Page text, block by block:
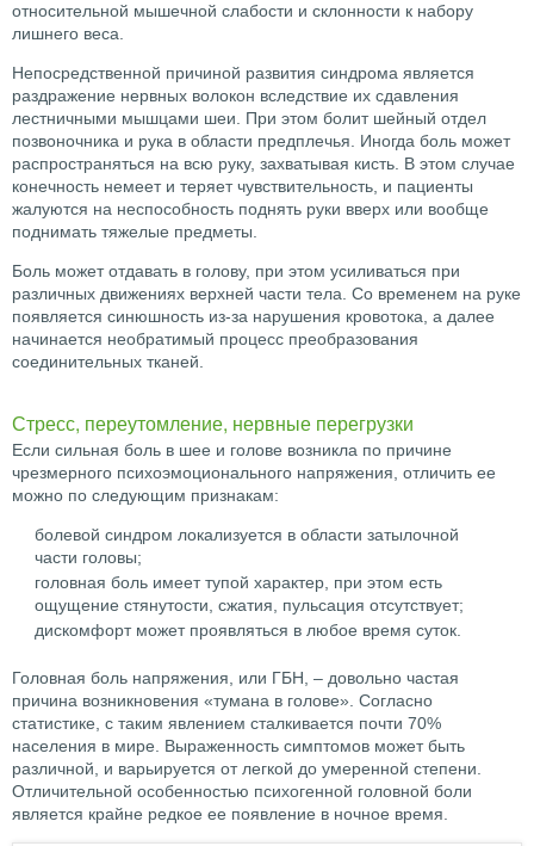
относительной мышечной слабости и склонности к набору
лишнего веса.
Непосредственной причиной развития синдрома является
раздражение нервных волокон вследствие их сдавления
лестничными мышцами шеи. При этом болит шейный отдел
позвоночника и рука в области предплечья. Иногда боль может
распространяться на всю руку, захватывая кисть. В этом случае
конечность немеет и теряет чувствительность, и пациенты
жалуются на неспособность поднять руки вверх или вообще
поднимать тяжелые предметы.
Боль может отдавать в голову, при этом усиливаться при
различных движениях верхней части тела. Со временем на руке
появляется синюшность из-за нарушения кровотока, а далее
начинается необратимый процесс преобразования
соединительных тканей.
Стресс, переутомление, нервные перегрузки
Если сильная боль в шее и голове возникла по причине
чрезмерного психоэмоционального напряжения, отличить ее
можно по следующим признакам:
болевой синдром локализуется в области затылочной
части головы;
головная боль имеет тупой характер, при этом есть
ощущение стянутости, сжатия, пульсация отсутствует;
дискомфорт может проявляться в любое время суток.
Головная боль напряжения, или ГБН, – довольно частая
причина возникновения «тумана в голове». Согласно
статистике, с таким явлением сталкивается почти 70%
населения в мире. Выраженность симптомов может быть
различной, и варьируется от легкой до умеренной степени.
Отличительной особенностью психогенной головной боли
является крайне редкое ее появление в ночное время.